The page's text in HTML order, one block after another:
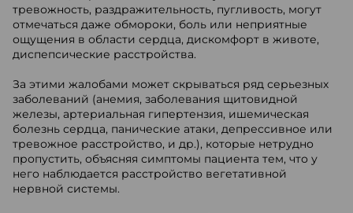
тревожность, раздражительность, пугливость, могут
отмечаться даже обмороки, боль или неприятные
ощущения в области сердца, дискомфорт в животе,
диспепсические расстройства.
За этими жалобами может скрываться ряд серьезных
заболеваний (анемия, заболевания щитовидной
железы, артериальная гипертензия, ишемическая
болезнь сердца, панические атаки, депрессивное или
тревожное расстройство, и др.), которые нетрудно
пропустить, объясняя симптомы пациента тем, что у
него наблюдается расстройство вегетативной
нервной системы.